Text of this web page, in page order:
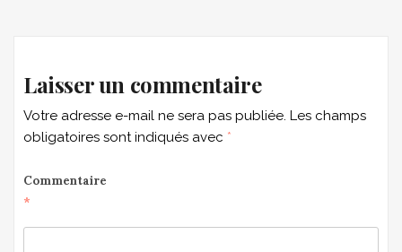
Laisser un commentaire
Votre adresse e-mail ne sera pas publiée. Les champs
obligatoires sont indiqués avec *
Commentaire
*